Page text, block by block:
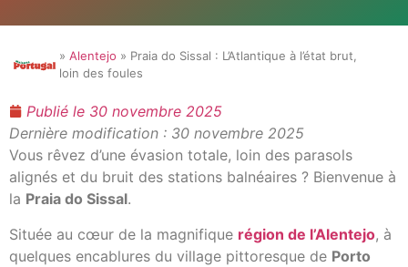
» Alentejo » Praia do Sissal : L’Atlantique à l’état brut,
loin des foules
Publié le 30 novembre 2025
Dernière modification : 30 novembre 2025
Vous rêvez d’une évasion totale, loin des parasols
alignés et du bruit des stations balnéaires ? Bienvenue à
la Praia do Sissal.
Située au cœur de la magnifique région de l’Alentejo, à
quelques encablures du village pittoresque de Porto